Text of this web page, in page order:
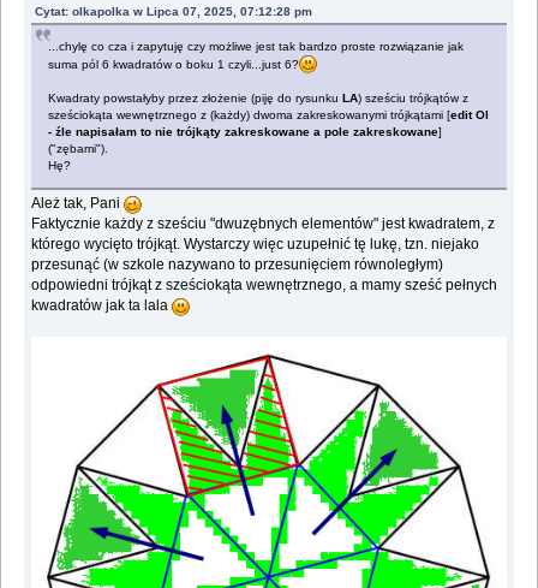
Cytat: olkapolka w Lipca 07, 2025, 07:12:28 pm
...chylę co cza i zapytuję czy możliwe jest tak bardzo proste rozwiązanie jak
suma pól 6 kwadratów o boku 1 czyli...just 6?
Kwadraty powstałyby przez złożenie (piję do rysunkuLA) sześciu trójkątów z
sześciokąta wewnętrznego z (każdy) dwoma zakreskowanymi trójkątami [edit Ol
- źle napisałam to nie trójkąty zakreskowane a pole zakreskowane]
("zębami").
Hę?
Ależ tak, Pani
Faktycznie każdy z sześciu "dwuzębnych elementów" jest kwadratem, z
którego wycięto trójkąt. Wystarczy więc uzupełnić tę lukę, tzn. niejako
przesunąć (w szkole nazywano to przesunięciem równoległym)
odpowiedni trójkąt z sześciokąta wewnętrznego, a mamy sześć pełnych
kwadratów jak ta lala